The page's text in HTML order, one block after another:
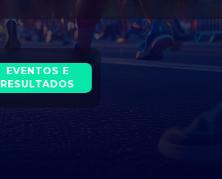
EVENTOS E
RESULTADOS